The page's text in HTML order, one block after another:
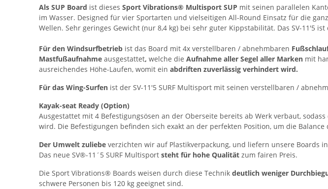
Als SUP Board ist dieses Sport Vibrations® Multisport SUP mit seinen parallelen
im Wasser. Designed für vier Sportarten und vielseitigen All-Round Einsatz für die
Wellen. Sehr geringes Gewicht (nur 8,4 kg) bei sehr guter Kippstabilität. Das SV-11'5
Für den Windsurfbetrieb ist das Board mit 4x verstellbaren / abnehmbaren
Mastfußaufnahme ausgestattet, welche die Aufnahme aller Segel aller Marken mit
ausreichendes Höhe-Laufen, womit ein abdriften zuverlässig verhindert wird.
Für das Wing-Surfen ist der SV-11'5 SURF Multisport mit seinen verstellbaren /
Kayak-seat Ready (Option)
Ausgestattet mit 4 Befestigungsösen an der Oberseite bereits ab Werk verbaut,
wird. Die Befestigungen befinden sich exakt an der perfekten Position, um die Balance
Der Umwelt zuliebe verzichten wir auf Plastikverpackung, und liefern unsere Boards in
Das neue SV®-11´5 SURF Multisport steht für hohe Qualität zum fairen Preis.
Die Sport Vibrations® Boards weisen durch diese Technik deutlich weniger
schwere Personen bis 120 kg geeignet sind.